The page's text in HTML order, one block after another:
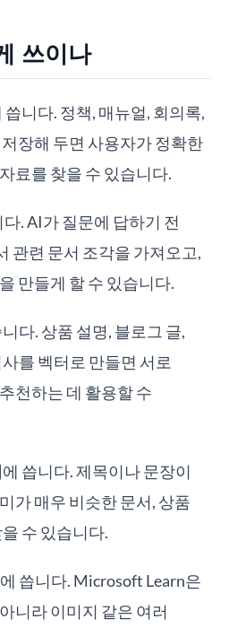
쓰이나
씁니다. 정책, 매뉴얼, 회의록,
장해 두면 사용자가 정확한
료를 찾을 수 있습니다.
다. AI가 질문에 답하기 전
관련 문서 조각을 가져오고,
만들게 할 수 있습니다.
다. 상품 설명, 블로그 글,
를 벡터로 만들면 서로
천하는 데 활용할 수
에 씁니다. 제목이나 문장이
가 매우 비슷한 문서, 상품
수 있습니다.
에 씁니다. Microsoft Learn은
니라 이미지 같은 여러